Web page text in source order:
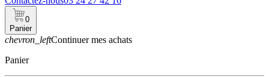
0
Panier
chevron_leftContinuer mes achats
Panier